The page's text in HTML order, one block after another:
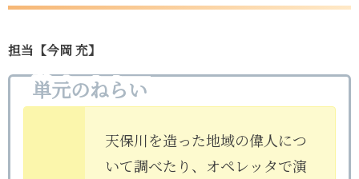
担当【今岡 充】
単元のねらい
天保川を造った地域の偉人につ
いて調べたり、オペレッタで演